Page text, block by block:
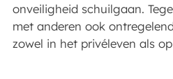
onveiligheid schuilgaan.
met anderen ook
zowel in het privéleven als